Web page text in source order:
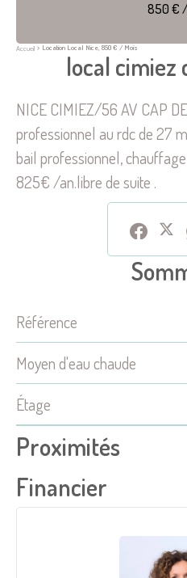
850 €
Accueil Location Local Nice, 850 € / Mois
local cimiez
NICE CIMIEZ/56 AV CAP
professionnel au rdc de 27
bail professionnel,
825€ /an.libre de suite .
Référence
Moyen d'eau chaude
Étage
Proximités
Financier